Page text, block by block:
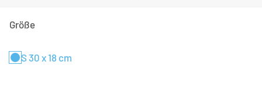
Größe
S 30 x 18 cm